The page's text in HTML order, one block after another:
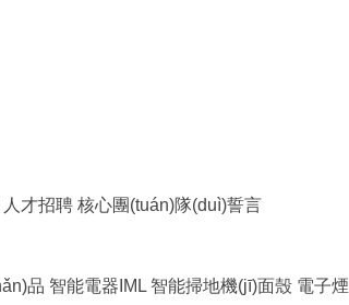
人才招聘 核心團(tuán)隊(duì)誓言
品 智能電器IML 智能掃地機(jī)面殼 電子煙